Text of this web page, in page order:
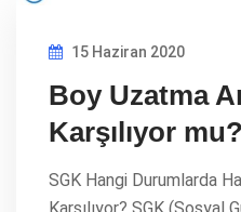
15 Haziran 2020
Boy Uzatma
Karşılıyor mu?
SGK Hangi Durumlarda